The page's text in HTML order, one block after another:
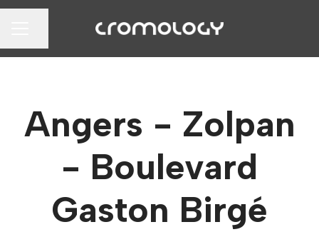
Partager la page
Angers - Zolpan
- Boulevard
Gaston Birgé